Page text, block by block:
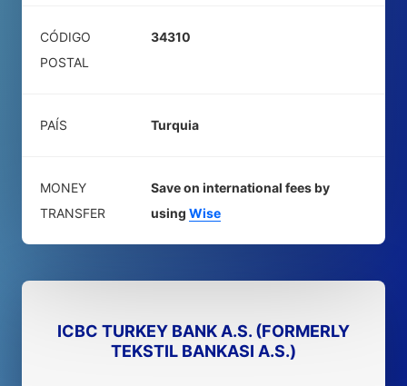
CÓDIGO
POSTAL
34310
PAÍS Turquia
MONEY
TRANSFER
Save on international fees by
using Wise
ICBC TURKEY BANK A.S. (FORMERLY
TEKSTIL BANKASI A.S.)